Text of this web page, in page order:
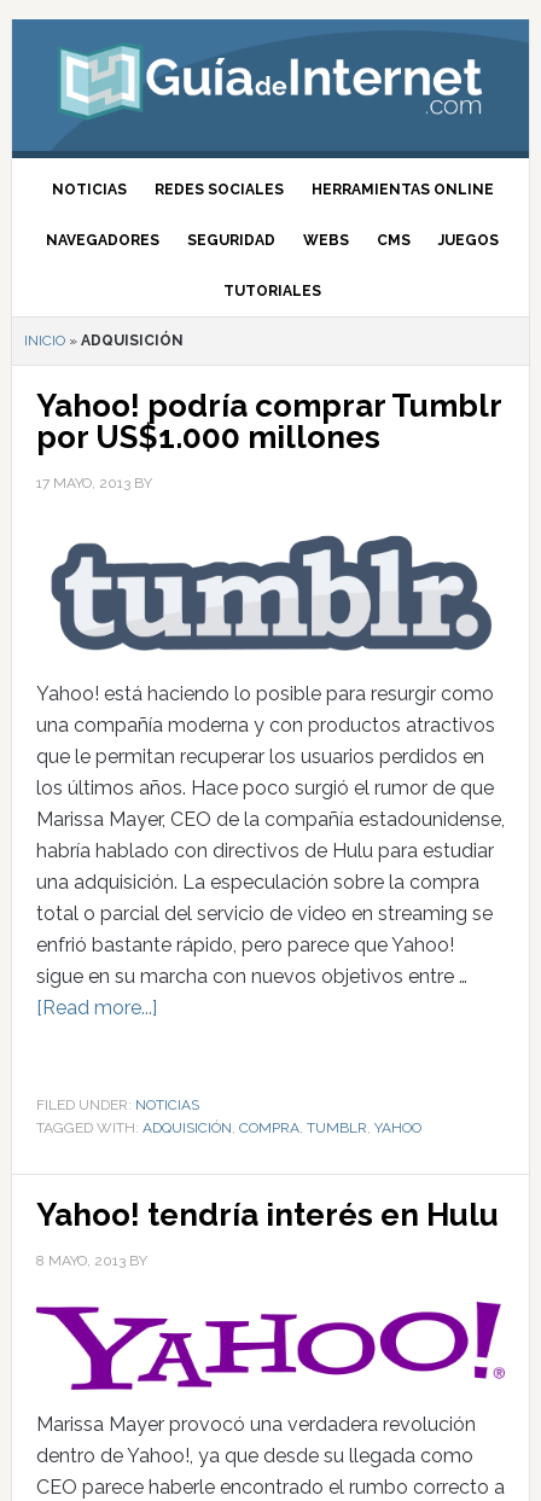
NOTICIAS REDES SOCIALES HERRAMIENTAS ONLINE
NAVEGADORES SEGURIDAD WEBS CMS JUEGOS
TUTORIALES
INICIO» ADQUISICIÓN
Yahoo! podría comprar Tumblr
por US$1.000 millones
17 MAYO, 2013BY
Yahoo! está haciendo lo posible para resurgir como
una compañía moderna y con productos atractivos
que le permitan recuperar los usuarios perdidos en
los últimos años. Hace poco surgió el rumor de que
Marissa Mayer, CEO de la compañía estadounidense,
habría hablado con directivos de Hulu para estudiar
una adquisición. La especulación sobre la compra
total o parcial del servicio de video en streaming se
enfrió bastante rápido, pero parece que Yahoo!
sigue en su marcha con nuevos objetivos entre …
[Read more...]
FILED UNDER: NOTICIAS
TAGGED WITH: ADQUISICIÓN COMPRA, TUMBLR YAHOO
Yahoo! tendría interés en Hulu
8 MAYO, 2013BY
Marissa Mayer provocó una verdadera revolución
dentro de Yahoo!, ya que desde su llegada como
CEO parece haberle encontrado el rumbo correcto a